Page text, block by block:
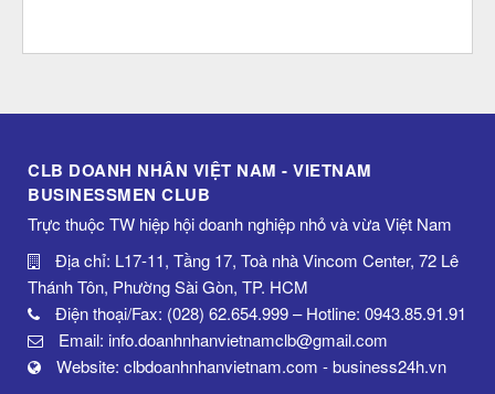
CLB DOANH NHÂN VIỆT NAM - VIETNAM
BUSINESSMEN CLUB
Trực thuộc TW hiệp hội doanh nghiệp nhỏ và vừa Việt Nam
Địa chỉ: L17-11, Tầng 17, Toà nhà Vincom Center, 72 Lê
Thánh Tôn, Phường Sài Gòn, TP. HCM
Điện thoại/Fax: (028) 62.654.999 – Hotline: 0943.85.91.91
Email: info.doanhnhanvietnamclb@gmail.com
Website: clbdoanhnhanvietnam.com - business24h.vn